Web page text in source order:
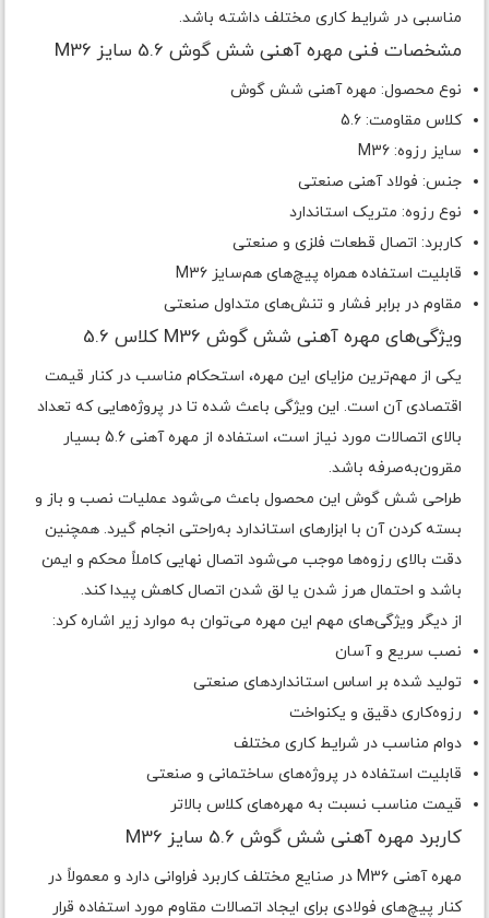
مناسبی در شرایط کاری مختلف داشته باشد.
مشخصات فنی مهره آهنی شش گوش 5.6 سایز M36
نوع محصول: مهره آهنی شش گوش
کلاس مقاومت: 5.6
سایز رزوه: M36
جنس: فولاد آهنی صنعتی
نوع رزوه: متریک استاندارد
کاربرد: اتصال قطعات فلزی و صنعتی
قابلیت استفاده همراه پیچ‌های هم‌سایز M36
مقاوم در برابر فشار و تنش‌های متداول صنعتی
ویژگی‌های مهره آهنی شش گوش M36 کلاس 5.6
یکی از مهم‌ترین مزایای این مهره، استحکام مناسب در کنار قیمت
اقتصادی آن است. این ویژگی باعث شده تا در پروژه‌هایی که تعداد
بالای اتصالات مورد نیاز است، استفاده از مهره آهنی 5.6 بسیار
مقرون‌به‌صرفه باشد.
طراحی شش گوش این محصول باعث می‌شود عملیات نصب و باز و
بسته کردن آن با ابزارهای استاندارد به‌راحتی انجام گیرد. همچنین
دقت بالای رزوه‌ها موجب می‌شود اتصال نهایی کاملاً محکم و ایمن
باشد و احتمال هرز شدن یا لق شدن اتصال کاهش پیدا کند.
از دیگر ویژگی‌های مهم این مهره می‌توان به موارد زیر اشاره کرد:
نصب سریع و آسان
تولید شده بر اساس استانداردهای صنعتی
رزوه‌کاری دقیق و یکنواخت
دوام مناسب در شرایط کاری مختلف
قابلیت استفاده در پروژه‌های ساختمانی و صنعتی
قیمت مناسب نسبت به مهره‌های کلاس بالاتر
کاربرد مهره آهنی شش گوش 5.6 سایز M36
مهره آهنی M36 در صنایع مختلف کاربرد فراوانی دارد و معمولاً در
کنار پیچ‌های فولادی برای ایجاد اتصالات مقاوم مورد استفاده قرار